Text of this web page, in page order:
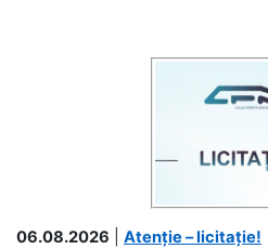
06.08.2026
Atenție – licitație!